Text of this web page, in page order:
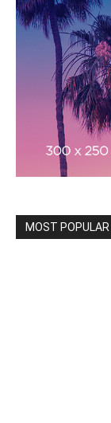
MOST POPULAR